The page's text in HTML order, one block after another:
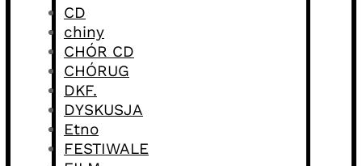
CD
chiny
CHÓR CD
CHÓRUG
DKF.
DYSKUSJA
Etno
FESTIWALE